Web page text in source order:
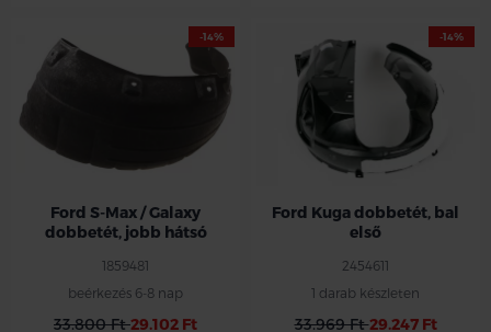
Ford jobb hátsó dobbetét
Ford S-max /Galaxy 2006-2015
-14%
Ford S-Max / Galaxy
dobbetét, jobb hátsó
1859481
beérkezés 6-8 nap
33.800 Ft29.102 Ft
-14%
Ford Kuga dobbetét, bal
első
2454611
1 darab készleten
33.969 Ft29.247 Ft